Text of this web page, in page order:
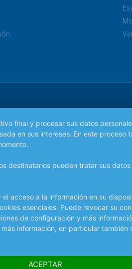
final y procesar sus datos
en sus intereses. En este proceso
destinatarios pueden tratar sus
acceso a la información en su
esenciales. Puede revocar su
de configuración y más
información, en particular
ACEPTAR